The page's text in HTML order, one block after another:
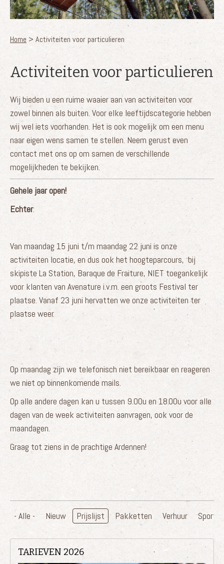
U bent hier
Home > Activiteiten voor particulieren
Activiteiten voor particulieren
Wij bieden u een ruime waaier aan van activiteiten voor
zowel binnen als buiten. Voor elke leeftijdscategorie hebben
wij wel iets voorhanden. Het is ook mogelijk om een menu
naar eigen wens samen te stellen. Neem gerust even
contact met ons op om samen de verschillende
mogelijkheden te bekijken.
Gehele jaar open!
Echter:
Van maandag 15 juni t/m maandag 22 juni is onze
activiteiten locatie, en dus ook het hoogteparcours, bij
skipiste La Station, Baraque de Fraiture, NIET toegankelijk
voor klanten van Avenature i.v.m. een groots Festival ter
plaatse. Vanaf 23 juni hervatten we onze activiteiten ter
plaatse weer.
Op maandag zijn we telefonisch niet bereikbaar en reageren
we niet op binnenkomende mails.
Op alle andere dagen kan u tussen 9.00u en 18.00u voor alle
dagen van de week activiteiten aanvragen, ook voor de
maandagen.
Graag tot ziens in de prachtige Ardennen!
- Alle - Nieuw Prijslijst Pakketten Verhuur
TARIEVEN 2026